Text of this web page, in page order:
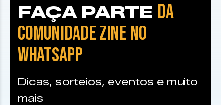
FAÇA PARTE DA
COMUNIDADE ZINE NO
WHATSAPP
Dicas, sorteios, eventos e muito
mais